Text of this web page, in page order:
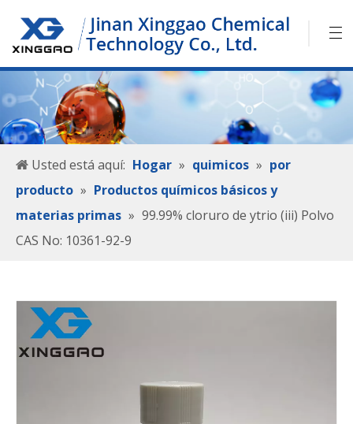
Usted está aquí: Hogar » quimicos » por
producto » Productos químicos básicos y
materias primas » 99.99% cloruro de ytrio (iii) Polvo
CAS No: 10361-92-9